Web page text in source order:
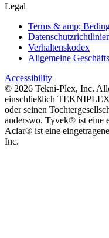
Legal
Terms & amp;
Verhaltenskodex
Allgemeine
Accessibility
© 2026 Tekni-Plex, Inc.
einschließlich
oder seinen
anderswo. Tyvek® ist eine
Aclar® ist eine
Inc.